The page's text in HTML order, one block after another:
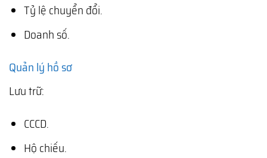
Tỷ lệ chuyển đổi.
Doanh số.
Quản lý hồ sơ
Lưu trữ:
CCCD.
Hộ chiếu.